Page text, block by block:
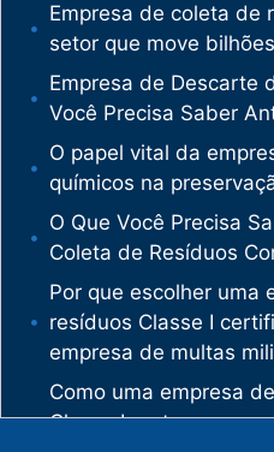
Empresa de coleta de
setor que move
Empresa de Descarte
Você Precisa Saber
O papel vital da
químicos na
O Que Você Precisa
Coleta de Resíduos
Por que escolher uma
resíduos Classe I
empresa de multas
Como uma empresa
Classe I protege sua